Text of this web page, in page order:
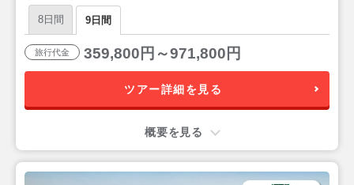
き 9日間
8日間 9日間
旅行代金 359,800円～971,800円
ツアー詳細を見る
概要を見る